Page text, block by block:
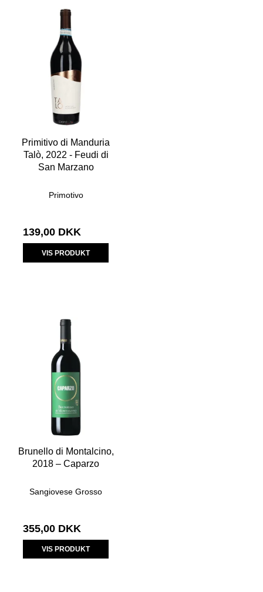
Primitivo di Manduria
Talò, 2022 - Feudi di
San Marzano
Primotivo
139,00 DKK
VIS PRODUKT
Brunello di Montalcino,
2018 – Caparzo
Sangiovese Grosso
355,00 DKK
VIS PRODUKT